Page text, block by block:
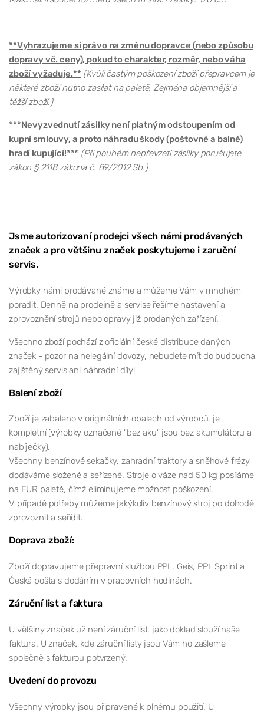
**Vyhrazujeme si právo na změnu dopravce (nebo způsobu
dopravy vč. ceny), pokud to charakter, rozměr, nebo váha
zboží vyžaduje.** (Kvůli častým poškození zboží přepravcem je
některé zboží nutno zasílat na paletě. Zejména objemnější a
těžší zboží.)
***Nevyzvednutí zásilky není platným odstoupením od
kupní smlouvy, a proto náhradu škody (poštovné a balné)
hradí kupující!*** (Při pouhém nepřevzetí zásilky porušujete
zákon § 2118 zákona č. 89/2012 Sb.)
Jsme autorizovaní prodejci všech námi prodávaných
značek a pro většinu značek poskytujeme i zaruční
servis.
Výrobky námi prodávané známe a můžeme Vám v mnohém
poradit. Denně na prodejně a servise řešíme nastavení a
zprovoznění strojů nebo opravy již prodaných zařízení.
Všechno zboží pochází z oficiální české distribuce daných
značek - pozor na nelegální dovozy, nebudete mít do budoucna
zajištěný servis ani náhradní díly!
Balení zboží
Zboží je zabaleno v originálních obalech od výrobců, je
kompletní (výrobky označené "bez aku" jsou bez akumulátoru a
nabíječky).
Všechny benzínové sekačky, zahradní traktory a sněhové frézy
dodáváme složené a seřízené. Stroje o váze nad 50 kg posíláme
na EUR paletě, čímž eliminujeme možnost poškození.
V případě potřeby můžeme jakýkoliv benzínový stroj po dohodě
zprovoznit a seřídit.
Doprava zboží:
Zboží dopravujeme přepravní službou PPL, Geis, PPL Sprint a
Česká pošta s dodáním v pracovních hodinách.
Záruční list a faktura
U většiny značek už není záruční list, jako doklad slouží naše
faktura. U značek, kde záruční listy jsou Vám ho zašleme
společně s fakturou potvrzený.
Uvedení do provozu
Všechny výrobky jsou připravené k plnému použití. U